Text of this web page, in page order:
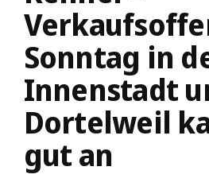
Sonntag in
Innenstadt
Dortelweil
gut an